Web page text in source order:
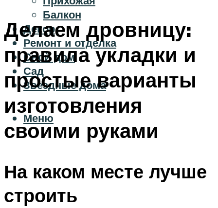
Балкон
Декор
Ремонт и отделка
Свой дом
Сад
Звездные дома
Меню
Делаем дровницу:
правила укладки и
простые варианты
изготовления
своими руками
На каком месте лучше
строить